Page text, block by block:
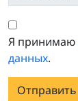
Я принимаю
данных.
Отправить